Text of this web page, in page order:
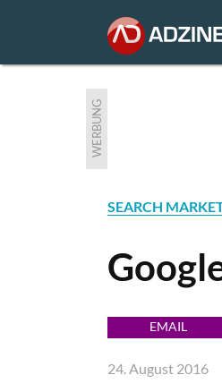
WERBUNG
SEARCH
EMAIL
24. August 2016